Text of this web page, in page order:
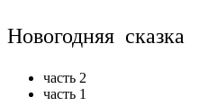
Новогодняя сказка
часть 2
часть 1